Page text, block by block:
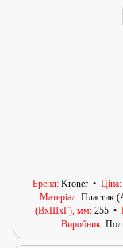
Бренд Kroner Ціна
Матеріал Пластик
(ВхШхГ), мм 255
Виробник